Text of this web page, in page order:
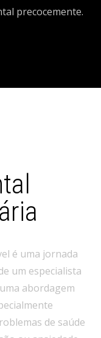
precocemente.
é uma jornada
um especialista
abordagem
de saúde